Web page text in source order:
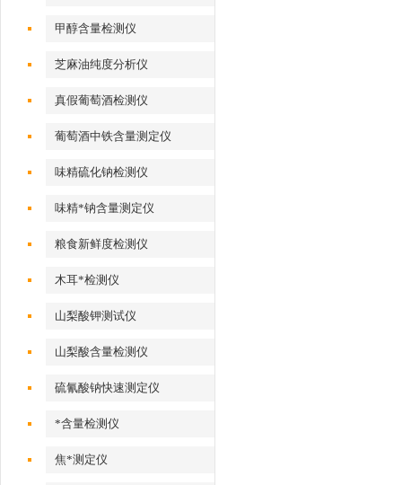
甲醇含量检测仪
芝麻油纯度分析仪
真假葡萄酒检测仪
葡萄酒中铁含量测定仪
味精硫化钠检测仪
味精*钠含量测定仪
粮食新鲜度检测仪
木耳*检测仪
山梨酸钾测试仪
山梨酸含量检测仪
硫氰酸钠快速测定仪
*含量检测仪
焦*测定仪